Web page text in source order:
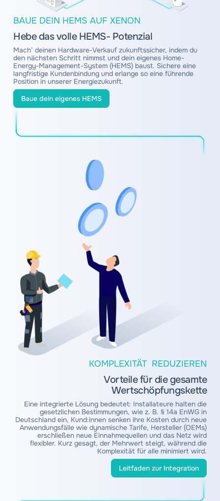
BAUE DEIN HEMS AUF XENON
Hebe das volle HEMS- Potenzial
Mach’ deinen Hardware-Verkauf zukunftssicher, indem du
den nächsten Schritt nimmst und dein eigenes Home-
Energy-Management-System (HEMS) baust. Sichere eine
langfristige Kundenbindung und erlange so eine führende
Position in unserer Energiezukunft.
Baue dein eigenes HEMS
KOMPLEXITÄT REDUZIEREN
Vorteile für die gesamte
Wertschöpfungskette
Eine integrierte Lösung bedeutet: Installateure halten die
gesetzlichen Bestimmungen, wie z. B. § 14a EnWG in
Deutschland ein, Kund:innen senken ihre Kosten durch neue
Anwendungsfälle wie dynamische Tarife, Hersteller (OEMs)
erschließen neue Einnahmequellen und das Netz wird
flexibler. Kurz gesagt, der Mehrwert steigt, während die
Komplexität für alle minimiert wird.
Leitfaden zur Integration